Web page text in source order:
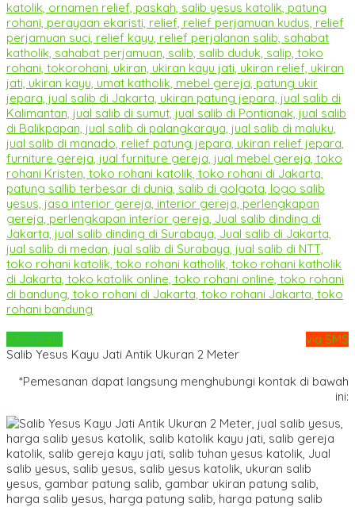
Whatsapp
via SMS
Salib Yesus Kayu Jati Antik Ukuran 2 Meter
*Pemesanan dapat langsung menghubungi kontak di bawah
ini: